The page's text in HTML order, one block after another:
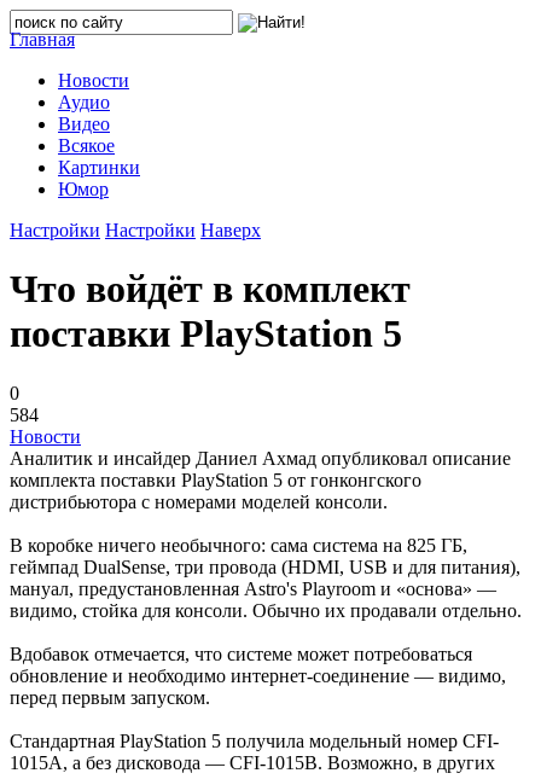
Главная
Новости
Аудио
Видео
Всякое
Картинки
Юмор
Настройки Настройки Наверх
Что войдёт в комплект
поставки PlayStation 5
0
584
Новости
Аналитик и инсайдер Даниел Ахмад опубликовал описание
комплекта поставки PlayStation 5 от гонконгского
дистрибьютора с номерами моделей консоли.
В коробке ничего необычного: сама система на 825 ГБ,
геймпад DualSense, три провода (HDMI, USB и для питания),
мануал, предустановленная Astro's Playroom и «основа» —
видимо, стойка для консоли. Обычно их продавали отдельно.
Вдобавок отмечается, что системе может потребоваться
обновление и необходимо интернет-соединение — видимо,
перед первым запуском.
Стандартная PlayStation 5 получила модельный номер CFI-
1015A, а без дисковода — CFI-1015B. Возможно, в других